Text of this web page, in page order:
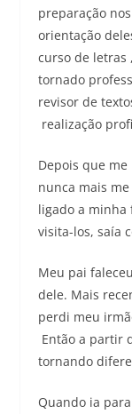
preparação
orientação
curso de letras
tornado
revisor de
realização
Depois que me
nunca mais
ligado a minha
visita-los, saía
Meu pai
dele. Mais
perdi meu
Então a partir
tornando
Quando ia